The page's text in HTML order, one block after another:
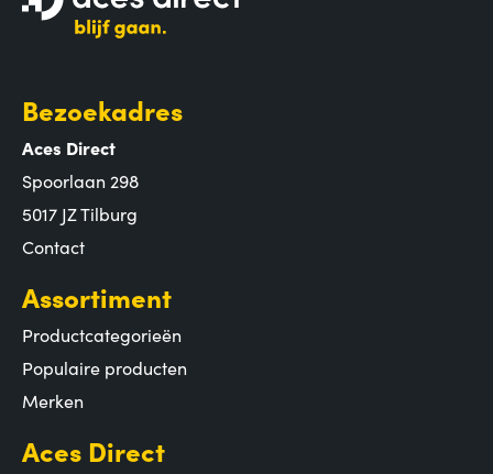
Bezoekadres
Aces Direct
Spoorlaan 298
5017 JZ Tilburg
Contact
Assortiment
Productcategorieën
Populaire producten
Merken
Aces Direct